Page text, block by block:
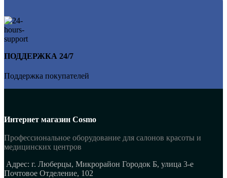
ПОДДЕРЖКА 24/7
Поддержка покупателей
Интернет магазин Cosmo
Профессиональное оборудование для салонов красоты и
медицинских центров
Адрес: г. Люберцы, Микрорайон Городок Б, улица 3-е
Почтовое Отделение, 102